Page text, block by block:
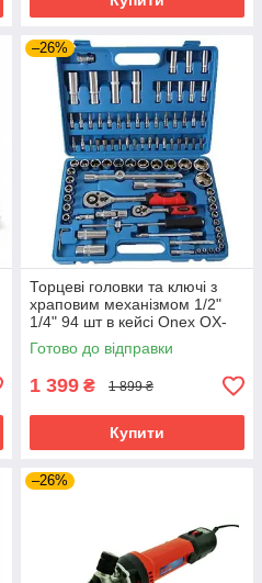
–26%
Торцеві головки та ключі з
храповим механізмом 1/2"
1/4" 94 шт в кейсі Onex OX-
249M набір торцевих ключів
Готово до відправки
1 399 ₴ 1 899 ₴
Купити
–26%